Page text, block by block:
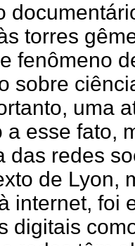
torres
fenômeno
sobre
uma
a esse fato,
das redes
de Lyon,
internet, foi
digitais